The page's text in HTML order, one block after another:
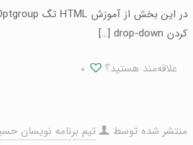
کردن drop-down
[…]
علاقه‌مند هستید؟ 0
منتشر شده توسط تیم برنامه نویسان